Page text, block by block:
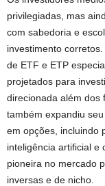
privilegiadas, mas
com sabedoria e
investimento
de ETF e ETP
projetados para
direcionada além dos
também expandiu
em opções, incluindo
inteligência artificial e
pioneira no mercado
inversas e de nicho.